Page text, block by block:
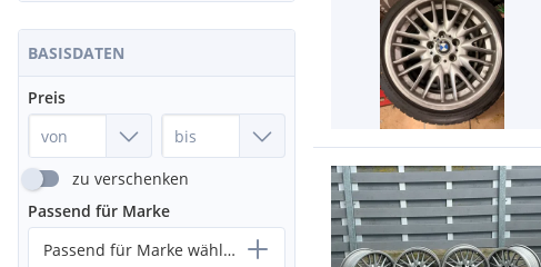
BASISDATEN
Preis
zu verschenken
Passend für Marke
Passend für Marke wählen...